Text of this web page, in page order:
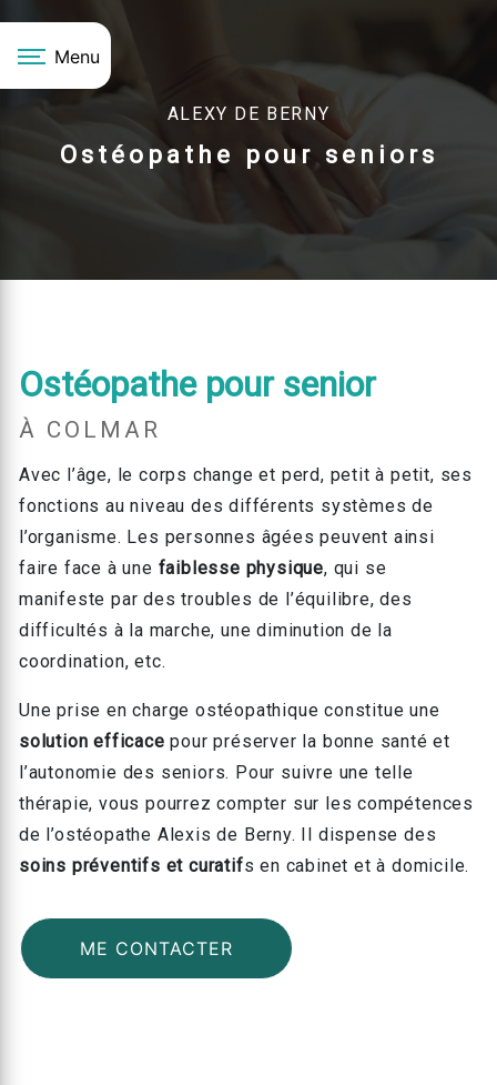
Menu
ALEXY DE BERNY
Ostéopathe pour seniors
Ostéopathe pour senior
À COLMAR
Avec l’âge, le corps change et perd, petit à petit, ses
fonctions au niveau des différents systèmes de
l’organisme. Les personnes âgées peuvent ainsi
faire face à une faiblesse physique, qui se
manifeste par des troubles de l’équilibre, des
difficultés à la marche, une diminution de la
coordination, etc.
Une prise en charge ostéopathique constitue une
solution efficacepour préserver la bonne santé et
l’autonomie des seniors. Pour suivre une telle
thérapie, vous pourrez compter sur les compétences
de l’ostéopathe Alexis de Berny. Il dispense des
soins préventifs et curatifs en cabinet et à domicile.
ME CONTACTER